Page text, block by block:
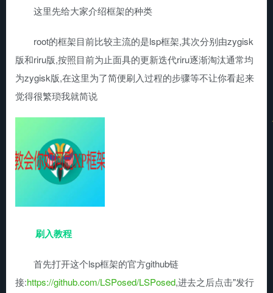
这里先给大家介绍框架的种类
root的框架目前比较主流的是lsp框架,其次分别由zygisk
版和riru版,按照目前为止面具的更新迭代riru逐渐淘汰通常均
为zygisk版,在这里为了简便刷入过程的步骤等不让你看起来
觉得很繁琐我就简说
刷入教程
首先打开这个lsp框架的官方github链
接:https://github.com/LSPosed/LSPosed,进去之后点击"发行